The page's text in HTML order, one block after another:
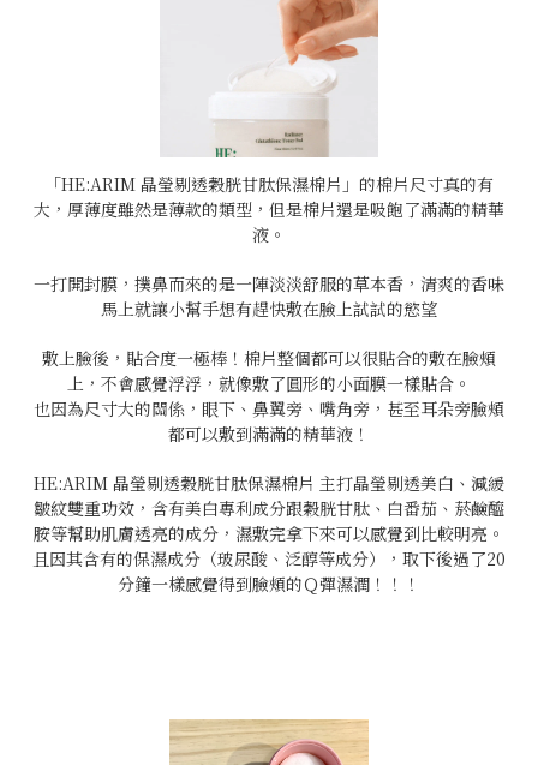
「HE:ARIM 晶瑩剔透穀胱甘肽保濕棉片」的棉片尺寸真的有
大，厚薄度雖然是薄款的類型，但是棉片還是吸飽了滿滿的精華
液。
一打開封膜，撲鼻而來的是一陣淡淡舒服的草本香，清爽的香味
馬上就讓小幫手想有趕快敷在臉上試試的慾望
敷上臉後，貼合度一極棒！棉片整個都可以很貼合的敷在臉頰
上，不會感覺浮浮，就像敷了圓形的小面膜一樣貼合。
也因為尺寸大的關係，眼下、鼻翼旁、嘴角旁，甚至耳朵旁臉頰
都可以敷到滿滿的精華液！
HE:ARIM 晶瑩剔透穀胱甘肽保濕棉片 主打晶瑩剔透美白、減緩
皺紋雙重功效，含有美白專利成分跟穀胱甘肽、白番茄、菸鹼醯
胺等幫助肌膚透亮的成分，濕敷完拿下來可以感覺到比較明亮。
且因其含有的保濕成分（玻尿酸、泛醇等成分），取下後過了20
分鐘一樣感覺得到臉頰的Ｑ彈濕潤！！！